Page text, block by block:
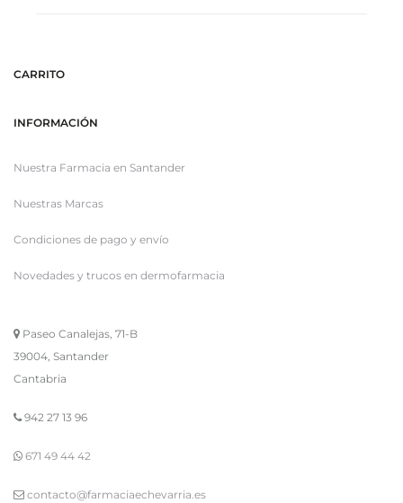
CARRITO
INFORMACIÓN
Nuestra Farmacia en Santander
Nuestras Marcas
Condiciones de pago y envío
Novedades y trucos en dermofarmacia
Paseo Canalejas, 71-B
39004, Santander
Cantabria
942 27 13 96
671 49 44 42
contacto@farmaciaechevarria.es